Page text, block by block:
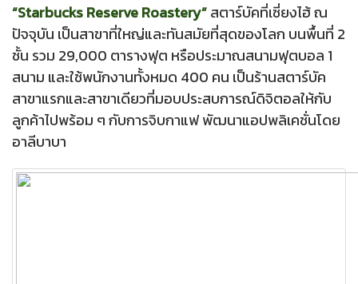
“Starbucks Reserve Roastery”สตาร์บัคที่เซี่ยงไฮ้ ณ
ปัจจุบัน เป็นสาขาที่ใหญ่และทันสมัยที่สุดของโลก บนพื้นที่ 2
ชั้น รวม 29,000 ตารางฟุต หรือประมาณสนามฟุตบอล 1
สนาม และใช้พนักงานทั้งหมด 400 คน เป็นร้านสตาร์บัค
สาขาแรกและสาขาเดียวที่มอบประสบการณ์ดิจิตอลให้กับ
ลูกค้าไปพร้อม ๆ กับการจิบกาแฟ พัฒนาแอปพลิเคชั่นโดย
อาลีบาบา